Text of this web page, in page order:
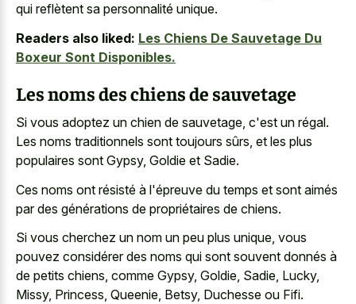
qui reflètent sa personnalité unique.
Readers also liked: Les Chiens De Sauvetage Du
Boxeur Sont Disponibles.
Les noms des chiens de sauvetage
Si vous adoptez un chien de sauvetage, c'est un régal.
Les noms traditionnels sont toujours sûrs, et les plus
populaires sont Gypsy, Goldie et Sadie.
Ces noms ont résisté à l'épreuve du temps et sont aimés
par des générations de propriétaires de chiens.
Si vous cherchez un nom un peu plus unique, vous
pouvez considérer des noms qui sont souvent donnés à
de petits chiens, comme Gypsy, Goldie, Sadie, Lucky,
Missy, Princess, Queenie, Betsy, Duchesse ou Fifi.